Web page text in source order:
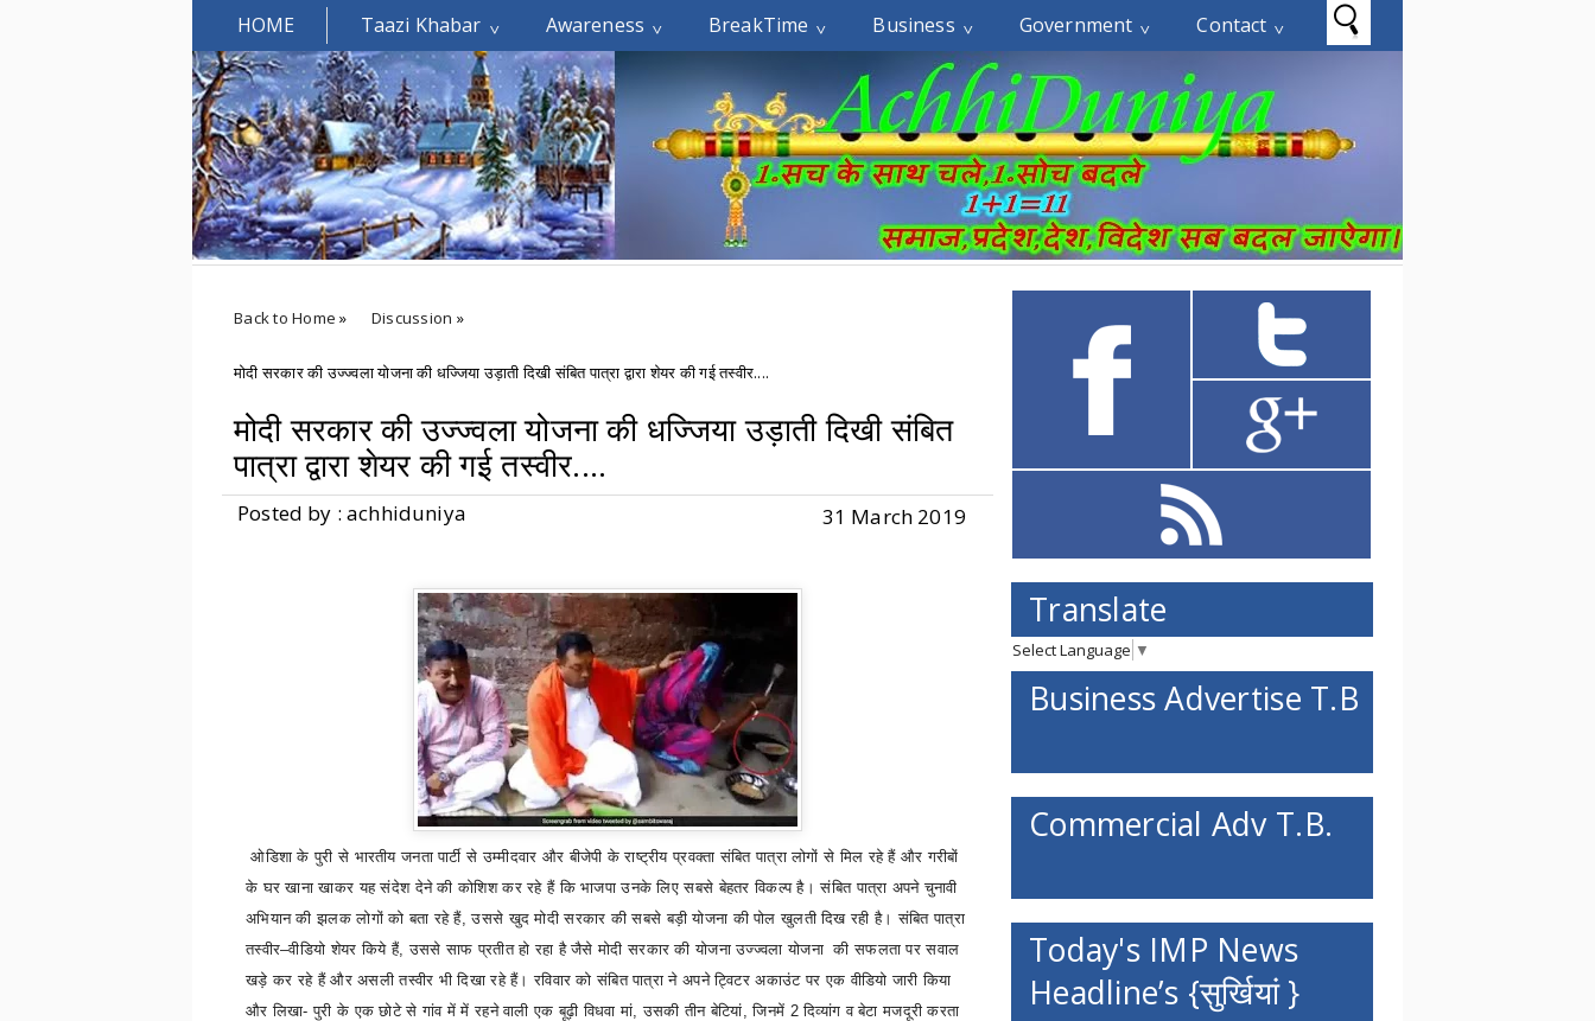
HOME Taazi Khabar Awareness BreakTime Business Government Contact
Welcomes You.....
Back to Home » Discussion »
मोदी सरकार की उज्ज्वला योजना की धज्जिया उड़ाती दिखी संबित पात्रा द्वारा शेयर की गई तस्वीर....
मोदी सरकार की उज्ज्वला योजना की धज्जिया उड़ाती दिखी संबित
पात्रा द्वारा शेयर की गई तस्वीर....
Posted by : achhiduniya 31 March 2019
ओडिशा के पुरी से भारतीय जनता पार्टी से उम्मीदवार और बीजेपी के राष्ट्रीय प्रवक्ता संबित पात्रा लोगों से मिल रहे हैं और गरीबों
के घर खाना खाकर यह संदेश देने की कोशिश कर रहे हैं कि भाजपा उनके लिए सबसे बेहतर विकल्प है। संबित पात्रा अपने चुनावी
अभियान की झलक लोगों को बता रहे हैं,उससे खुद मोदी सरकार की सबसे बड़ी योजना की पोल खुलती दिख रही है। संबित पात्रा
तस्वीर–वीडियोशेयर किये हैं,उससे साफ प्रतीत हो रहा हैजैसे मोदी सरकार की योजना उज्ज्वला योजना की सफलता पर सवाल
खड़े कर रहे हैं और असली तस्वीर भी दिखा रहे हैं। रविवार को संबित पात्रा ने अपने ट्विटर अकाउंट पर एक वीडियो जारी किया
और लिखा- पुरी के एक छोटे से गांव में में रहने वाली एक बूढ़ी विधवा मां,उसकी तीन बेटियां,जिनमें 2 दिव्यांग व बेटा मजदूरी करता
Translate
Select Language ▼
Business Advertise T.B
Commercial Adv T.B.
Today's IMP News
Headline’s {सुर्खियां }